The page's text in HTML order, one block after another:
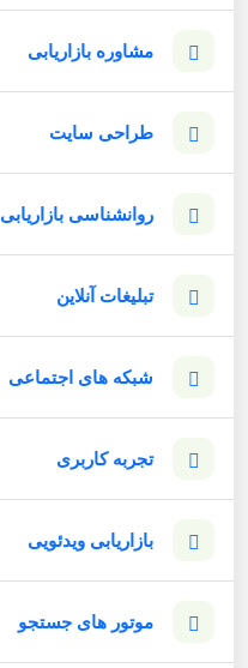
مشاوره بازاریابی
طراحی سایت
روانشناسی بازاریابی
تبلیغات آنلاین
شبکه های اجتماعی
تجربه کاربری
بازاریابی ویدئویی
موتور های جستجو